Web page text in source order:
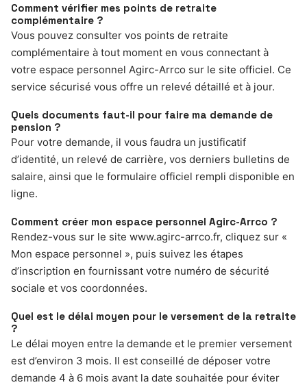
Comment vérifier mes points de retraite
complémentaire ?
Vous pouvez consulter vos points de retraite
complémentaire à tout moment en vous connectant à
votre espace personnel Agirc-Arrco sur le site officiel. Ce
service sécurisé vous offre un relevé détaillé et à jour.
Quels documents faut-il pour faire ma demande de
pension ?
Pour votre demande, il vous faudra un justificatif
d’identité, un relevé de carrière, vos derniers bulletins de
salaire, ainsi que le formulaire officiel rempli disponible en
ligne.
Comment créer mon espace personnel Agirc-Arrco ?
Rendez-vous sur le site www.agirc-arrco.fr, cliquez sur «
Mon espace personnel », puis suivez les étapes
d’inscription en fournissant votre numéro de sécurité
sociale et vos coordonnées.
Quel est le délai moyen pour le versement de la retraite
?
Le délai moyen entre la demande et le premier versement
est d’environ 3 mois. Il est conseillé de déposer votre
demande 4 à 6 mois avant la date souhaitée pour éviter